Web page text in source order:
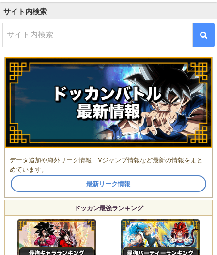
サイト内検索
データ追加や海外リーク情報、Vジャンプ情報など最新の情報をまと
めています。
最新リーク情報
ドッカン最強ランキング